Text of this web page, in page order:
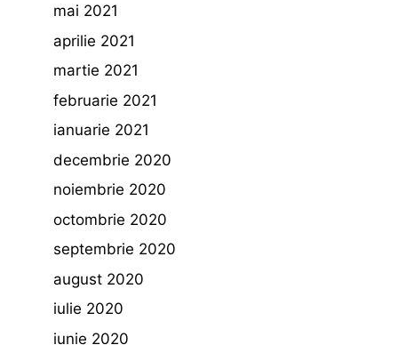
mai 2021
aprilie 2021
martie 2021
februarie 2021
ianuarie 2021
decembrie 2020
noiembrie 2020
octombrie 2020
septembrie 2020
august 2020
iulie 2020
iunie 2020